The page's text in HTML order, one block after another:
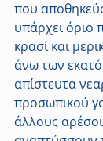
που
υπάρχει όριο
κρασί και
άνω των
απίστευτα
προσωπικού
άλλους